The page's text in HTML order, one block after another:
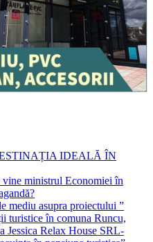
IDEALĂ ÎN
ministrul Economiei în
mediu asupra proiectului ”
turistice în comuna Runcu,
Jessica Relax House SRL-